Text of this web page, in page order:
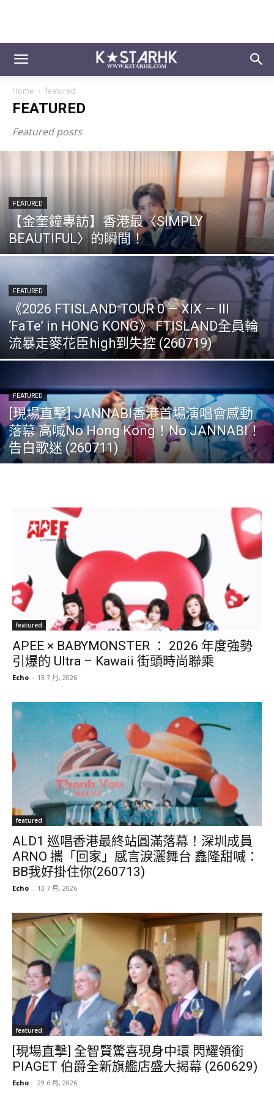
Home featured
FEATURED
Featured posts
FEATURED
【金奎鐘專訪】香港最〈SIMPLY
BEAUTIFUL〉的瞬間！
FEATURED
《2026 FTISLAND TOUR 0 — XIX — III
‘FaTe’ in HONG KONG》 FTISLAND全員輪
流暴走麥花臣high到失控 (260719)
FEATURED
[現場直擊] JANNABI香港首場演唱會感動
落幕 高喊No Hong Kong！No JANNABI！
告白歌迷 (260711)
featured
APEE × BABYMONSTER ： 2026 年度強勢
引爆的 Ultra – Kawaii 街頭時尚聯乘
Echo - 13 7 月, 2026
featured
ALD1 巡唱香港最終站圓滿落幕！深圳成員
ARNO 攜「回家」感言淚灑舞台 鑫隆甜喊：
BB我好掛住你(260713)
Echo - 13 7 月, 2026
featured
[現場直擊] 全智賢驚喜現身中環 閃耀領銜
PIAGET 伯爵全新旗艦店盛大揭幕 (260629)
Echo - 29 6 月, 2026